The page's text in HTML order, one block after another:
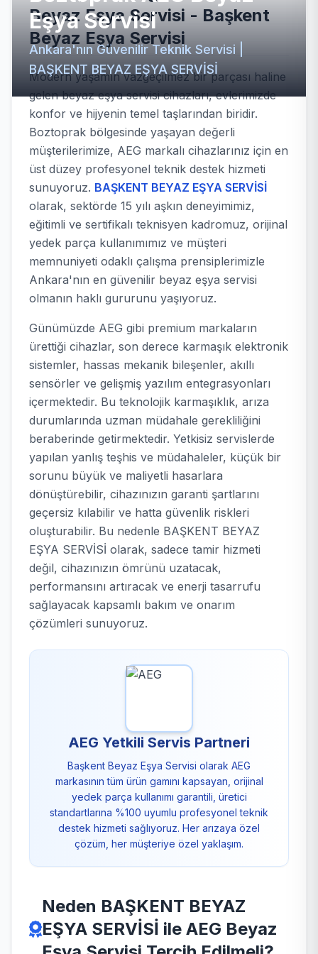
Eşya Servisi
Ankara'nın Güvenilir Teknik Servisi |
BAŞKENT BEYAZ EŞYA SERVİSİ
Beyaz Eşya Servisi - Başkent
Beyaz Eşya Servisi
Modern yaşamın vazgeçilmez bir parçası haline
gelen beyaz eşya servisi cihazları, evlerimizde
konfor ve hijyenin temel taşlarından biridir.
Boztoprak bölgesinde yaşayan değerli
müşterilerimize, AEG markalı cihazlarınız için en
üst düzey profesyonel teknik destek hizmeti
sunuyoruz. BAŞKENT BEYAZ EŞYA SERVİSİ
olarak, sektörde 15 yılı aşkın deneyimimiz,
eğitimli ve sertifikalı teknisyen kadromuz, orijinal
yedek parça kullanımımız ve müşteri
memnuniyeti odaklı çalışma prensiplerimizle
Ankara'nın en güvenilir beyaz eşya servisi
olmanın haklı gururunu yaşıyoruz.
Günümüzde AEG gibi premium markaların
ürettiği cihazlar, son derece karmaşık elektronik
sistemler, hassas mekanik bileşenler, akıllı
sensörler ve gelişmiş yazılım entegrasyonları
içermektedir. Bu teknolojik karmaşıklık, arıza
durumlarında uzman müdahale gerekliliğini
beraberinde getirmektedir. Yetkisiz servislerde
yapılan yanlış teşhis ve müdahaleler, küçük bir
sorunu büyük ve maliyetli hasarlara
dönüştürebilir, cihazınızın garanti şartlarını
geçersiz kılabilir ve hatta güvenlik riskleri
oluşturabilir. Bu nedenle BAŞKENT BEYAZ
EŞYA SERVİSİ olarak, sadece tamir hizmeti
değil, cihazınızın ömrünü uzatacak,
performansını artıracak ve enerji tasarrufu
sağlayacak kapsamlı bakım ve onarım
çözümleri sunuyoruz.
AEG Yetkili Servis Partneri
Başkent Beyaz Eşya Servisi olarak AEG
markasının tüm ürün gamını kapsayan, orijinal
yedek parça kullanımı garantili, üretici
standartlarına %100 uyumlu profesyonel teknik
destek hizmeti sağlıyoruz. Her arızaya özel
çözüm, her müşteriye özel yaklaşım.
Neden BAŞKENT BEYAZ
EŞYA SERVİSİ ile AEG Beyaz